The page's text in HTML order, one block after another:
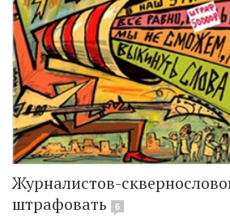
Журналистов-
штрафовать
6